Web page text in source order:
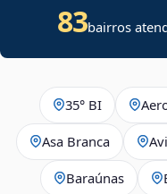
83bairros
35° BI
Asa Branca
Baraúnas